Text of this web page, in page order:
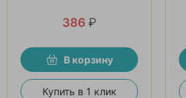
386 ₽
В корзину
Купить в 1 клик